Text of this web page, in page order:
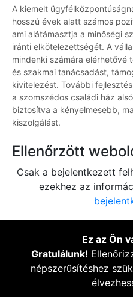
A kiemelt
hosszú évek alatt számos
ami alátámasztja a minőségi
iránti elkötelezettségét. A
mindenki számára elérhetővé
és szakmai tanácsadást,
kivitelezést. További
a szomszédos családi ház
biztosítva a kényelmesebb,
kiszolgálást.
Ellenőrzött
Csak a bejelentkezett
ezekhez az
Ez az Ön
Gratulálunk!
népszerűsítéshez